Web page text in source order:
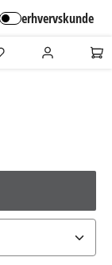
erhvervskunde